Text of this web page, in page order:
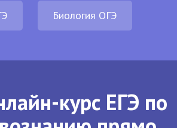
Биология ОГЭ
курс ЕГЭ по